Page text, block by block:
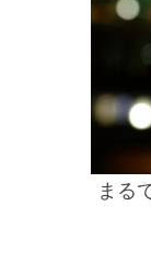
まる